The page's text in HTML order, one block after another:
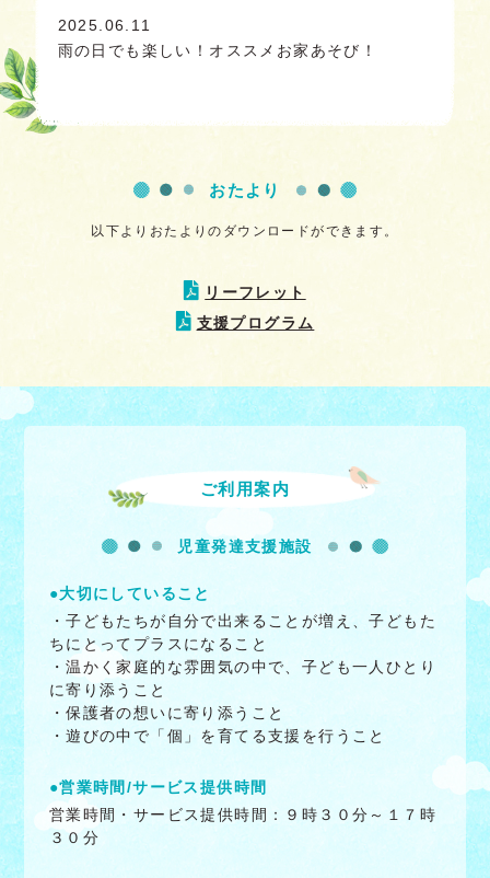
2025.06.11
雨の日でも楽しい！オススメお家あそび！
おたより
以下よりおたよりのダウンロードができます。
リーフレット
支援プログラム
ご利用案内
児童発達支援施設
●大切にしていること
・子どもたちが自分で出来ることが増え、子どもた
ちにとってプラスになること
・温かく家庭的な雰囲気の中で、子ども一人ひとり
に寄り添うこと
・保護者の想いに寄り添うこと
・遊びの中で「個」を育てる支援を行うこと
●営業時間/サービス提供時間
営業時間・サービス提供時間：９時３０分～１７時
３０分